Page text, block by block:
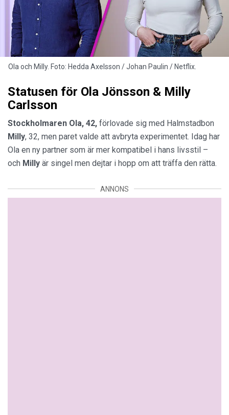
Ola och Milly. Foto: Hedda Axelsson / Johan Paulin / Netflix.
Statusen för Ola Jönsson & Milly
Carlsson
Stockholmaren Ola, 42, förlovade sig med Halmstadbon
Milly, 32, men paret valde att avbryta experimentet. Idag har
Ola en ny partner som är mer kompatibel i hans livsstil –
och Milly är singel men dejtar i hopp om att träffa den rätta.
ANNONS